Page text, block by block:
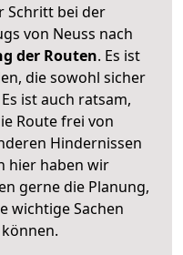
Schritt bei der
von Neuss nach
der Routen. Es ist
die sowohl sicher
ist auch ratsam,
Route frei von
Hindernissen
hier haben wir
gerne die Planung,
wichtige Sachen